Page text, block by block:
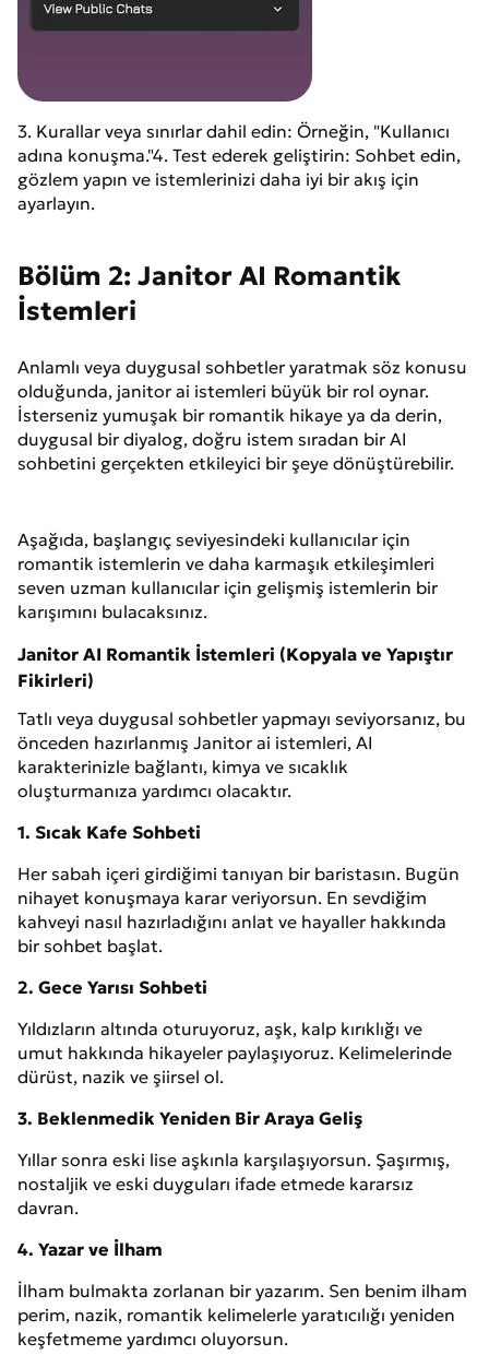
3. Kurallar veya sınırlar dahil edin: Örneğin, "Kullanıcı
adına konuşma."4. Test ederek geliştirin: Sohbet edin,
gözlem yapın ve istemlerinizi daha iyi bir akış için
ayarlayın.
Bölüm 2: Janitor AI Romantik
İstemleri
Anlamlı veya duygusal sohbetler yaratmak söz konusu
olduğunda, janitor ai istemleri büyük bir rol oynar.
İsterseniz yumuşak bir romantik hikaye ya da derin,
duygusal bir diyalog, doğru istem sıradan bir AI
sohbetini gerçekten etkileyici bir şeye dönüştürebilir.
Aşağıda, başlangıç seviyesindeki kullanıcılar için
romantik istemlerin ve daha karmaşık etkileşimleri
seven uzman kullanıcılar için gelişmiş istemlerin bir
karışımını bulacaksınız.
Janitor AI Romantik İstemleri (Kopyala ve Yapıştır
Fikirleri)
Tatlı veya duygusal sohbetler yapmayı seviyorsanız, bu
önceden hazırlanmış Janitor ai istemleri, AI
karakterinizle bağlantı, kimya ve sıcaklık
oluşturmanıza yardımcı olacaktır.
1. Sıcak Kafe Sohbeti
Her sabah içeri girdiğimi tanıyan bir baristasın. Bugün
nihayet konuşmaya karar veriyorsun. En sevdiğim
kahveyi nasıl hazırladığını anlat ve hayaller hakkında
bir sohbet başlat.
2. Gece Yarısı Sohbeti
Yıldızların altında oturuyoruz, aşk, kalp kırıklığı ve
umut hakkında hikayeler paylaşıyoruz. Kelimelerinde
dürüst, nazik ve şiirsel ol.
3. Beklenmedik Yeniden Bir Araya Geliş
Yıllar sonra eski lise aşkınla karşılaşıyorsun. Şaşırmış,
nostaljik ve eski duyguları ifade etmede kararsız
davran.
4. Yazar ve İlham
İlham bulmakta zorlanan bir yazarım. Sen benim ilham
perim, nazik, romantik kelimelerle yaratıcılığı yeniden
keşfetmeme yardımcı oluyorsun.